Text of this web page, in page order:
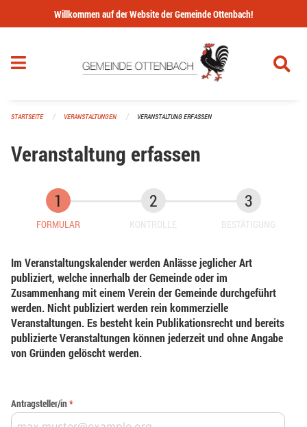
Navigation überspringen
Willkommen auf der Website der Gemeinde Ottenbach!
STARTSEITE VERANSTALTUNGEN VERANSTALTUNG ERFASSEN
Veranstaltung erfassen
FORMULAR KONTROLLE BESTÄTIGUNG
Im Veranstaltungskalender werden Anlässe jeglicher Art
publiziert, welche innerhalb der Gemeinde oder im
Zusammenhang mit einem Verein der Gemeinde durchgeführt
werden. Nicht publiziert werden rein kommerzielle
Veranstaltungen. Es besteht kein Publikationsrecht und bereits
publizierte Veranstaltungen können jederzeit und ohne Angabe
von Gründen gelöscht werden.
Antragsteller/in*